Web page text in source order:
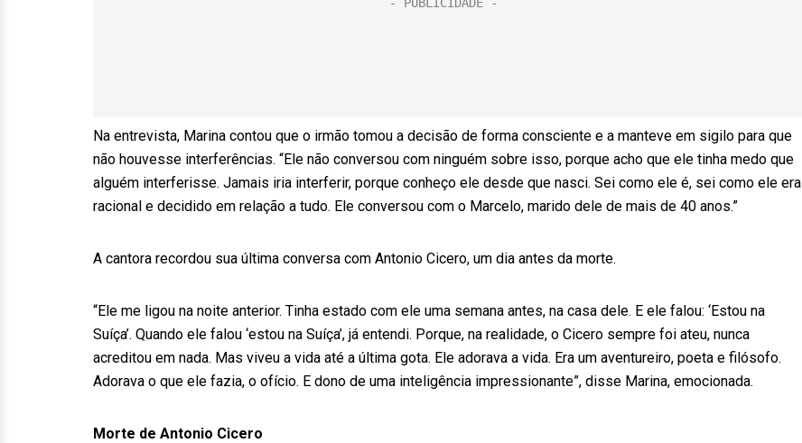
Na entrevista, Marina contou que o irmão tomou a decisão de forma consciente e a manteve em sigilo para que
não houvesse interferências. “Ele não conversou com ninguém sobre isso, porque acho que ele tinha medo que
alguém interferisse. Jamais iria interferir, porque conheço ele desde que nasci. Sei como ele é, sei como ele era
racional e decidido em relação a tudo. Ele conversou com o Marcelo, marido dele de mais de 40 anos.”
A cantora recordou sua última conversa com Antonio Cicero, um dia antes da morte.
“Ele me ligou na noite anterior. Tinha estado com ele uma semana antes, na casa dele. E ele falou: ‘Estou na
Suíça’. Quando ele falou ‘estou na Suíça’, já entendi. Porque, na realidade, o Cicero sempre foi ateu, nunca
acreditou em nada. Mas viveu a vida até a última gota. Ele adorava a vida. Era um aventureiro, poeta e filósofo.
Adorava o que ele fazia, o ofício. E dono de uma inteligência impressionante”, disse Marina, emocionada.
Morte de Antonio Cicero